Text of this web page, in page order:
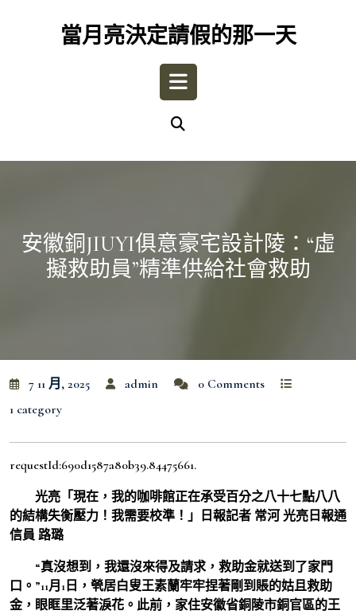
當月亮決定請假的那一天
Open
安徽銅JIUYI俱意豪宅設計陵：“虛
擬救助員”精準供給社會救助
7 11 月, 2025 admin
0 Comments
1 category
requestId:690d1587a80b39.84475661.
光亮「現在，我的咖啡館正在承受百分之八十七點八八
的結構失衡壓力！我需要校準！」日報記者 常河 光亮日報通
信員 路璐
“真沒想到，我還沒來得及請求，救助金就送到了家門
口。”11月1日，煢居白叟王素蘭牢牢捏著剛到賬的姑且救助
金，眼眶里泛著淚花。此前，家住安徽省銅陵市銅官區的王